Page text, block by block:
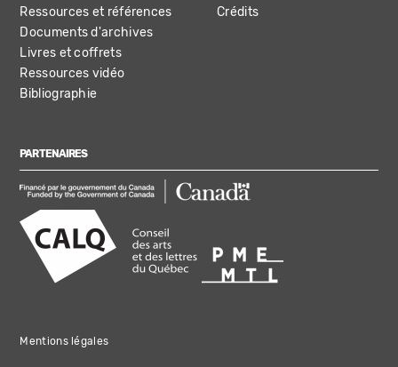
Ressources et références
Documents d'archives
Livres et coffrets
Ressources vidéo
Bibliographie
Crédits
PARTENAIRES
Mentions légales